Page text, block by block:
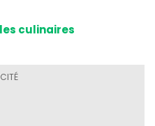
culinaires